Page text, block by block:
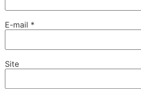
E-mail *
Site